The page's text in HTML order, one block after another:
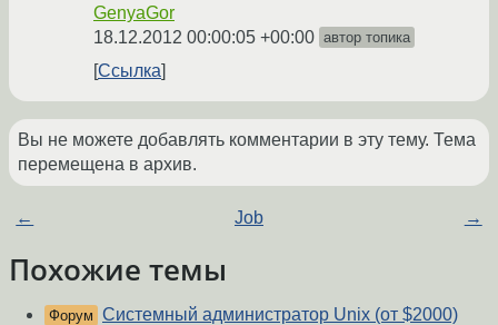
GenyaGor
18.12.2012 00:00:05 +00:00 автор топика
Ссылка
Вы не можете добавлять комментарии в эту тему. Тема
перемещена в архив.
← Job →
Похожие темы
Форум Системный администратор Unix (от $2000)